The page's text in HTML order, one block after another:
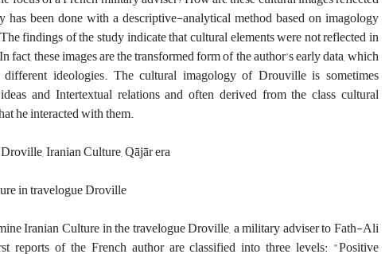
has been done with a descriptive-analytical method based on imagology
findings of the study indicate that cultural elements were not reflected in
these images are the transformed form of the author's early data, which
ideologies. The cultural imagology of Drouville is sometimes
and Intertextual relations and often derived from the class cultural
he interacted with them.
Iranian Culture, Qājār era
in travelogue Droville
Iranian Culture in the travelogue Droville, a military adviser to Fath-Ali
reports of the French author are classified into three levels: "Positive